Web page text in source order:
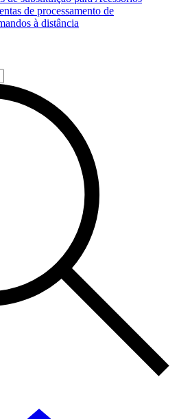
de processamento de
à distância